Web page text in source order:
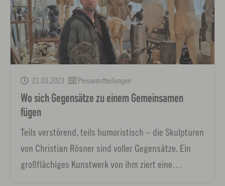
21.03.2023 Pressemitteilungen
Wo sich Gegensätze zu einem Gemeinsamen
fügen
Teils verstörend, teils humoristisch – die Skulpturen
von Christian Rösner sind voller Gegensätze. Ein
großflächiges Kunstwerk von ihm ziert eine…